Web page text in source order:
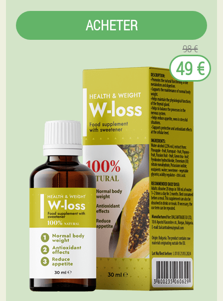
ACHETER
98 €
49 €